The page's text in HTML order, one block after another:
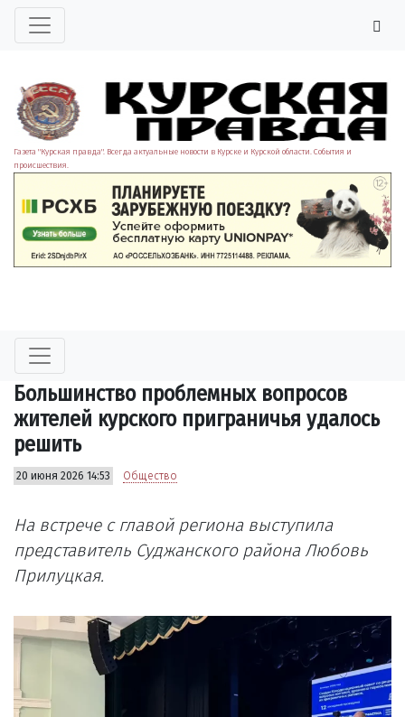
Газета "Курская правда". Всегда актуальные новости в Курске и Курской области. События и
происшествия.
Большинство проблемных вопросов
жителей курского приграничья удалось
решить
20 июня 2026 14:53 Общество
На встрече с главой региона выступила
представитель Суджанского района Любовь
Прилуцкая.